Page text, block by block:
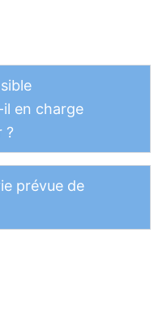
en charge
?
prévue de